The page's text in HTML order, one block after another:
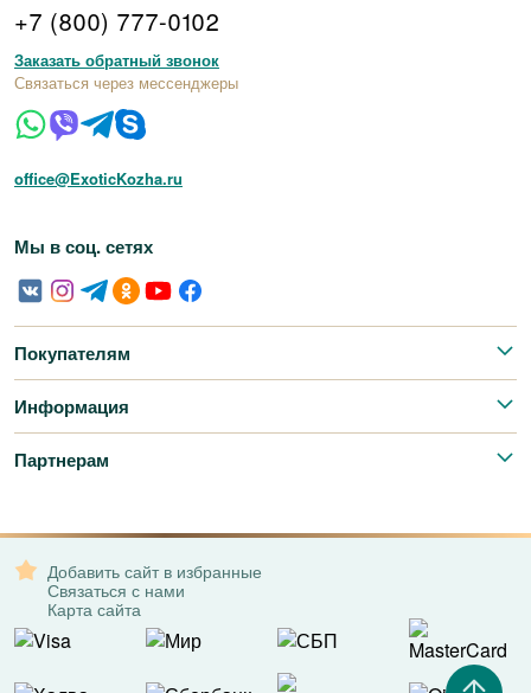
+7 (800) 777-0102
Заказать обратный звонок
Связаться через мессенджеры
office@ExoticKozha.ru
Мы в соц. сетях
Покупателям
Информация
Партнерам
Добавить сайт в избранные
Связаться с нами
Карта сайта